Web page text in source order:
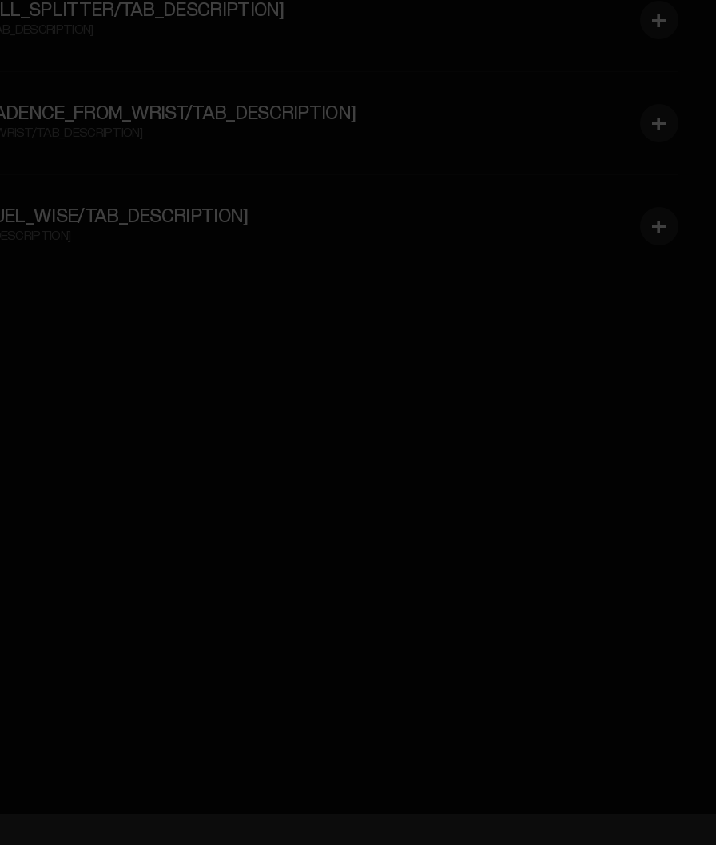
TAB_DESCRIPTION]
TAB_DESCRIPTION]
TAB_DESCRIPTION]
TAB_DESCRIPTION]